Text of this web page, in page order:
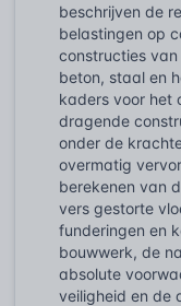
beschrijven de
belastingen op
constructies
beton, staal en
kaders voor het
dragende
onder de
overmatig
berekenen van
vers gestorte
funderingen en
bouwwerk, de
absolute
veiligheid en de